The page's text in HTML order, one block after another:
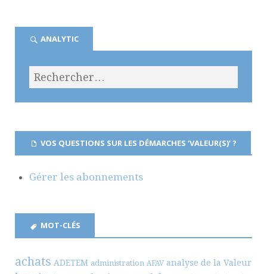
ANALYTIC
VOS QUESTIONS SUR LES DÉMARCHES ‘VALEUR(S)’ ?
Gérer les abonnements
MOT-CLÉS
achats ADETEM administration AFAV analyse de la Valeur